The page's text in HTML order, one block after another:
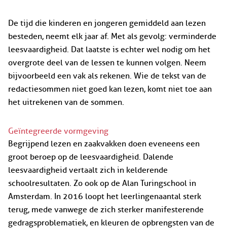
De tijd die kinderen en jongeren gemiddeld aan lezen
besteden, neemt elk jaar af. Met als gevolg: verminderde
leesvaardigheid. Dat laatste is echter wel nodig om het
overgrote deel van de lessen te kunnen volgen. Neem
bijvoorbeeld een vak als rekenen. Wie de tekst van de
redactiesommen niet goed kan lezen, komt niet toe aan
het uitrekenen van de sommen.
Geïntegreerde vormgeving
Begrijpend lezen en zaakvakken doen eveneens een
groot beroep op de leesvaardigheid. Dalende
leesvaardigheid vertaalt zich in kelderende
schoolresultaten. Zo ook op de Alan Turingschool in
Amsterdam. In 2016 loopt het leerlingenaantal sterk
terug, mede vanwege de zich sterker manifesterende
gedragsproblematiek, en kleuren de opbrengsten van de